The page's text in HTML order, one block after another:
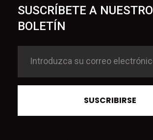
SUSCRÍBETE A NUESTRO
BOLETÍN
SUSCRIBIRSE